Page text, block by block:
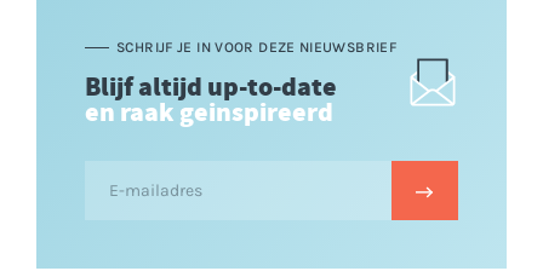
SCHRIJF JE IN VOOR DEZE NIEUWSBRIEF
Blijf altijd up-to-date
en raak geinspireerd